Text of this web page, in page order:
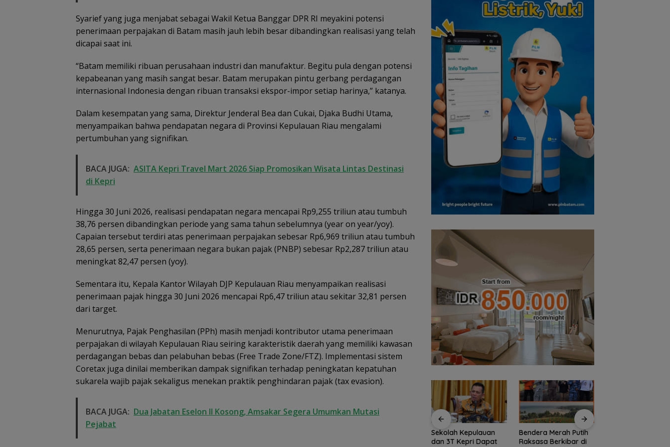
Syarief yang juga menjabat sebagai Wakil Ketua Banggar DPR RI meyakini potensi
penerimaan perpajakan di Batam masih jauh lebih besar dibandingkan realisasi yang telah
dicapai saat ini.
“Batam memiliki ribuan perusahaan industri dan manufaktur. Begitu pula dengan potensi
kepabeanan yang masih sangat besar. Batam merupakan pintu gerbang perdagangan
internasional Indonesia dengan ribuan transaksi ekspor-impor setiap harinya,” katanya.
Dalam kesempatan yang sama, Direktur Jenderal Bea dan Cukai, Djaka Budhi Utama,
menyampaikan bahwa pendapatan negara di Provinsi Kepulauan Riau mengalami
pertumbuhan yang signifikan.
BACA JUGA: ASITA Kepri Travel Mart 2026 Siap Promosikan Wisata Lintas Destinasi
di Kepri
Hingga 30 Juni 2026, realisasi pendapatan negara mencapai Rp9,255 triliun atau tumbuh
38,76 persen dibandingkan periode yang sama tahun sebelumnya (year on year/yoy).
Capaian tersebut terdiri atas penerimaan perpajakan sebesar Rp6,969 triliun atau tumbuh
28,65 persen, serta penerimaan negara bukan pajak (PNBP) sebesar Rp2,287 triliun atau
meningkat 82,47 persen (yoy).
Sementara itu, Kepala Kantor Wilayah DJP Kepulauan Riau menyampaikan realisasi
penerimaan pajak hingga 30 Juni 2026 mencapai Rp6,47 triliun atau sekitar 32,81 persen
dari target.
Menurutnya, Pajak Penghasilan (PPh) masih menjadi kontributor utama penerimaan
perpajakan di wilayah Kepulauan Riau seiring karakteristik daerah yang memiliki kawasan
perdagangan bebas dan pelabuhan bebas (Free Trade Zone/FTZ). Implementasi sistem
Coretax juga dinilai memberikan dampak signifikan terhadap peningkatan kepatuhan
sukarela wajib pajak sekaligus menekan praktik penghindaran pajak (tax evasion).
BACA JUGA: Dua Jabatan Eselon II Kosong, Amsakar Segera Umumkan Mutasi
Pejabat
Bendera Merah Putih
Raksasa Berkibar di
Semangat
Kebangsaan di